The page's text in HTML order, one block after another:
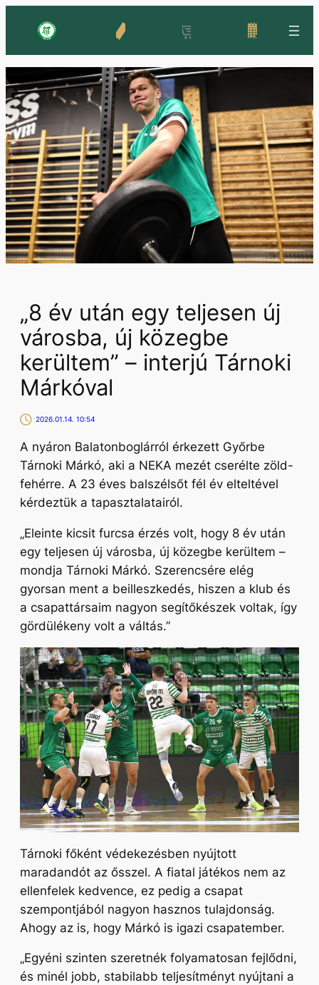
tartalomhoz
„8 év után egy teljesen új
városba, új közegbe
kerültem” – interjú Tárnoki
Márkóval
2026.01.14. 10:54
A nyáron Balatonboglárról érkezett Győrbe
Tárnoki Márkó, aki a NEKA mezét cserélte zöld-
fehérre. A 23 éves balszélsőt fél év elteltével
kérdeztük a tapasztalatairól.
„Eleinte kicsit furcsa érzés volt, hogy 8 év után
egy teljesen új városba, új közegbe kerültem –
mondja Tárnoki Márkó. Szerencsére elég
gyorsan ment a beilleszkedés, hiszen a klub és
a csapattársaim nagyon segítőkészek voltak, így
gördülékeny volt a váltás.”
Tárnoki főként védekezésben nyújtott
maradandót az ősszel. A fiatal játékos nem az
ellenfelek kedvence, ez pedig a csapat
szempontjából nagyon hasznos tulajdonság.
Ahogy az is, hogy Márkó is igazi csapatember.
„Egyéni szinten szeretnék folyamatosan fejlődni,
és minél jobb, stabilabb teljesítményt nyújtani a